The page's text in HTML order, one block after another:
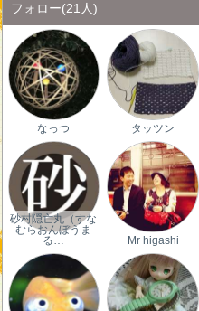
フォロー(21人)
なっつ タッツン
砂村隠亡丸（すな
むらおんぼうま
る…
Mr higashi